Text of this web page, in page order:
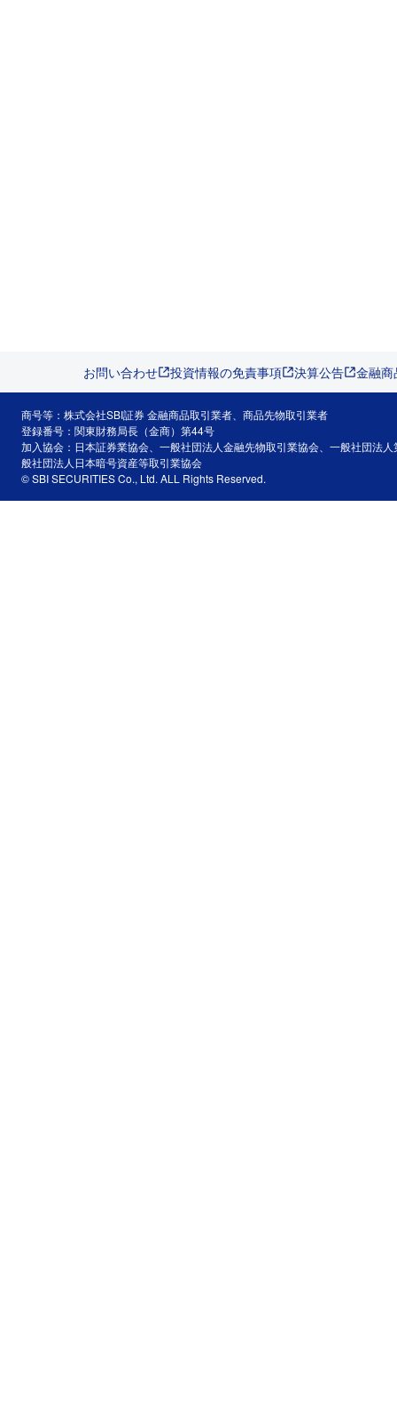
お問い合わせ 投資情報の免責事項 決算公告 金融
商号等：株式会社SBI証券 金融商品取引業者、商品先物取引業者
登録番号：関東財務局長（金商）第44号
加入協会：日本証券業協会、一般社団法人金融先物取引業協会、一般社団法
般社団法人日本暗号資産等取引業協会
© SBI SECURITIES Co., Ltd. ALL Rights Reserved.